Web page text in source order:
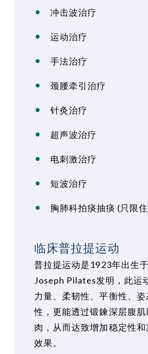
冲击波治疗
运动治疗
手法治疗
颈腰牵引治疗
针灸治疗
超声波治疗
电刺激治疗
短波治疗
胸肺科拍痰抽痰 (只限
临床普拉提运动
普拉提运动是1923年出生
Joseph Pilates发明，此运
力量、柔韧性、平衡性、姿
性，更能透过锻鍊深层腹
肉，从而达致增加稳定性
效果。